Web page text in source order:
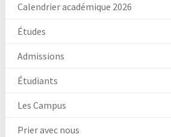
Calendrier académique 2026
Études
Admissions
Étudiants
Les Campus
Prier avec nous